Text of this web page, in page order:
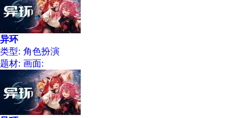
异环
类型: 角色扮演
题材: 画面: